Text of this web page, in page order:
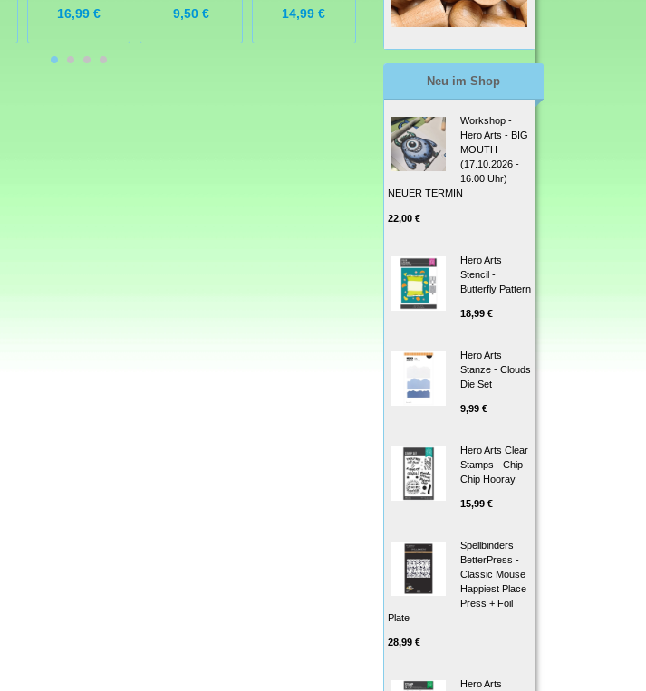
16,99 € 9,50 € 14,99 € 14,99 € 9,50 €
Neu im Shop
Workshop -
Hero Arts - BIG
MOUTH
(17.10.2026 -
16.00 Uhr)
NEUER TERMIN
22,00 €
Hero Arts
Stencil -
Butterfly Pattern
18,99 €
Hero Arts
Stanze - Clouds
Die Set
9,99 €
Hero Arts Clear
Stamps - Chip
Chip Hooray
15,99 €
Spellbinders
BetterPress -
Classic Mouse
Happiest Place
Press + Foil
Plate
28,99 €
Hero Arts